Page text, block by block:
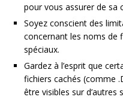
pour vous assurer de sa
Soyez conscient des
concernant les noms de
spéciaux.
Gardez à l’esprit que
fichiers cachés (comme
être visibles sur d’autres